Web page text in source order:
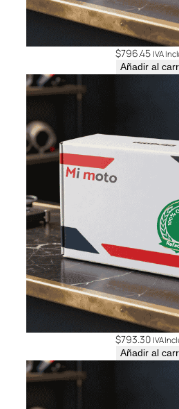
$796.45 IVA
Añadir al
$793.30 IVA
Añadir al